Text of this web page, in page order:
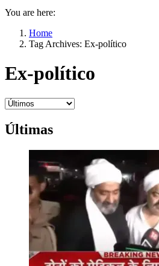
You are here:
Home
Tag Archives: Ex-político
Ex-político
Últimas